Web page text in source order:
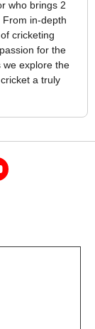
who brings 2
in-depth
cricketing
for the
we explore the
a truly